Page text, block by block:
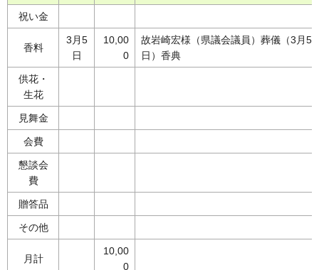
祝い金
香料
3月5
日
10,00
0
故岩崎宏様（県議会議員）葬儀（3月5
日）香典
供花・
生花
見舞金
会費
懇談会
費
贈答品
その他
月計
10,00
0